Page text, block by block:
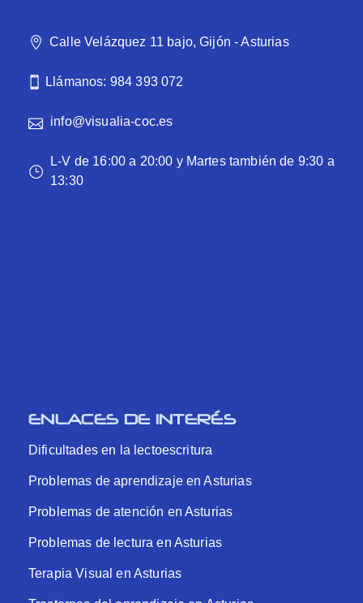
Calle Velázquez 11 bajo, Gijón - Asturias
Llámanos: 984 393 072
info@visualia-coc.es
L-V de 16:00 a 20:00 y Martes también de 9:30 a
13:30
ENLACES DE INTERÉS
Dificultades en la lectoescritura
Problemas de aprendizaje en Asturias
Problemas de atención en Asturias
Problemas de lectura en Asturias
Terapia Visual en Asturias